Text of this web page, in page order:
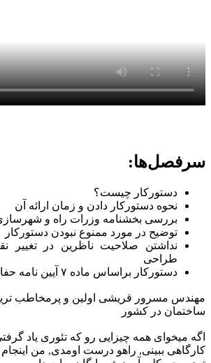
سرفصل‌ها:
دستورکار چیست؟
نحوه دستورکار دادن و زمان ارائه آن
بررسی بخشنامه وزرات راه و
توضیح در مورد ممنوع نبودن دستورکار
نداشتن صلاحیت ناظرین در تغییر
طراحی
دستورکار براساس ماده ۷ آیین نامه حفاظت کارگاه
مهندس مسرور قریشی اولین و پرمخاطب
ساختمان در کشور
اگه میخوای همه چیزایی رو که تئوری یاد
کارگاهی ببینی, راهو درست اومدی, من اینجام